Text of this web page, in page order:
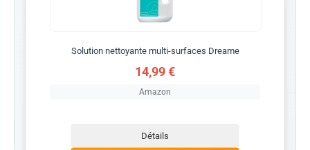
Solution nettoyante multi-surfaces Dreame
14,99 €
Amazon
Détails